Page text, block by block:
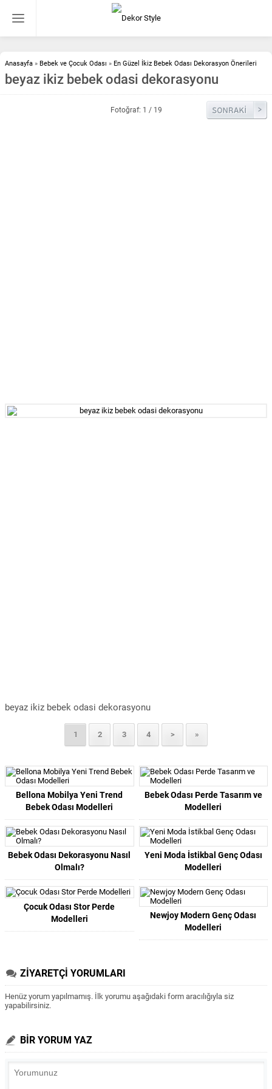
Anasayfa » Bebek ve Çocuk Odası » En Güzel İkiz Bebek Odası Dekorasyon Önerileri
beyaz ikiz bebek odasi dekorasyonu
Fotoğraf: 1 / 19
beyaz ikiz bebek odasi dekorasyonu
1 2 3 4 > »
Bellona Mobilya Yeni Trend
Bebek Odası Modelleri
Bebek Odası Perde Tasarım ve
Modelleri
Bebek Odası Dekorasyonu Nasıl
Olmalı?
Yeni Moda İstikbal Genç Odası
Modelleri
Çocuk Odası Stor Perde
Modelleri
Newjoy Modern Genç Odası
Modelleri
ZİYARETÇİ YORUMLARI
Henüz yorum yapılmamış. İlk yorumu aşağıdaki form aracılığıyla siz
yapabilirsiniz.
BİR YORUM YAZ